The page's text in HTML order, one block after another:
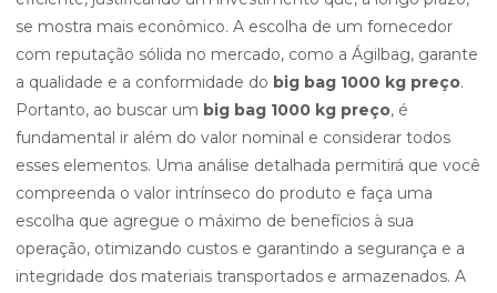
se mostra mais econômico. A escolha de um fornecedor
com reputação sólida no mercado, como a Ágilbag, garante
a qualidade e a conformidade do big bag 1000 kg preço.
Portanto, ao buscar um big bag 1000 kg preço, é
fundamental ir além do valor nominal e considerar todos
esses elementos. Uma análise detalhada permitirá que você
compreenda o valor intrínseco do produto e faça uma
escolha que agregue o máximo de benefícios à sua
operação, otimizando custos e garantindo a segurança e a
integridade dos materiais transportados e armazenados. A